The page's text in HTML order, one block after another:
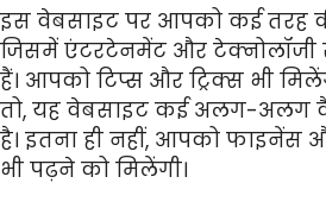
इस वेबसाइट पर आपको कई तरह
जिसमें एंटरटेनमेंट और टेक्नोलॉजी
हैं। आपको टिप्स और ट्रिक्स भी
तो, यह वेबसाइट कई अलग-अलग
है। इतना ही नहीं, आपको फाइनेंस
भी पढ़ने को मिलेंगी।